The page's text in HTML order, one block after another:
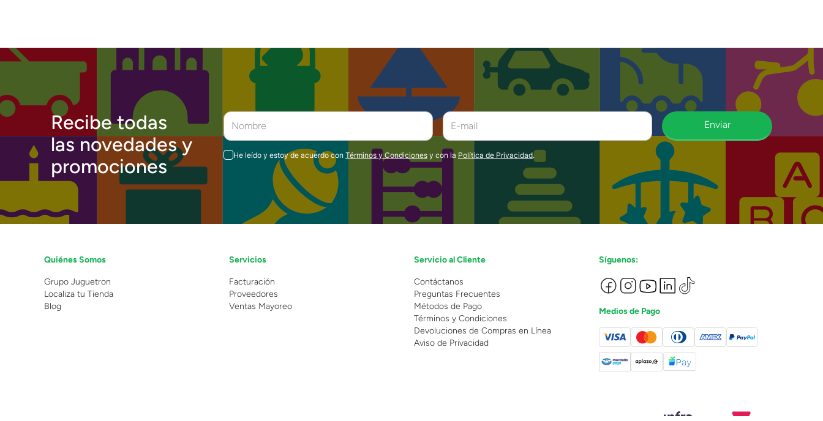
Recibe todas
las novedades y
promociones
Enviar
He leído y estoy de acuerdo con Términos y Condiciones y con la Política de Privacidad.
Quiénes Somos
Grupo Juguetron
Localiza tu Tienda
Blog
Servicios
Facturación
Proveedores
Ventas Mayoreo
Servicio al Cliente
Contáctanos
Preguntas Frecuentes
Métodos de Pago
Términos y Condiciones
Devoluciones de Compras en Línea
Aviso de Privacidad
Síguenos:
Medios de Pago